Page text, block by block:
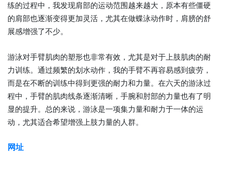
练的过程中，我发现肩部的运动范围越来越大，原本有些僵硬
的肩部也逐渐变得更加灵活，尤其在做蝶泳动作时，肩膀的舒
展感增强了不少。
游泳对手臂肌肉的塑形也非常有效，尤其是对于上肢肌肉的耐
力训练。通过频繁的划水动作，我的手臂不再容易感到疲劳，
而是在不断的训练中得到更强的耐力和力量。在六天的游泳过
程中，手臂的肌肉线条逐渐清晰，手腕和肘部的力量也有了明
显的提升。总的来说，游泳是一项集力量和耐力于一体的运
动，尤其适合希望增强上肢力量的人群。
网址